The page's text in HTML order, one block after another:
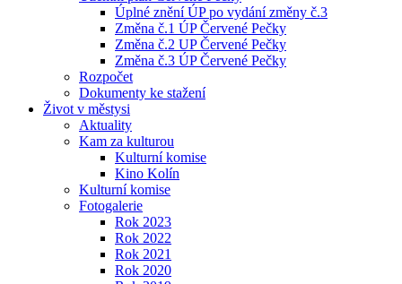
Úplné znění ÚP po vydání změny č.3
Změna č.1 ÚP Červené Pečky
Změna č.2 UP Červené Pečky
Změna č.3 ÚP Červené Pečky
Rozpočet
Dokumenty ke stažení
Život v městysi
Aktuality
Kam za kulturou
Kulturní komise
Kino Kolín
Kulturní komise
Fotogalerie
Rok 2023
Rok 2022
Rok 2021
Rok 2020